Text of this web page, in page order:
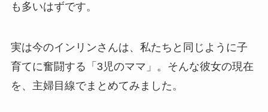
も多いはずです。
実は今のインリンさんは、私たちと同じように子
育てに奮闘する「3児のママ」。そんな彼女の現在
を、主婦目線でまとめてみました。